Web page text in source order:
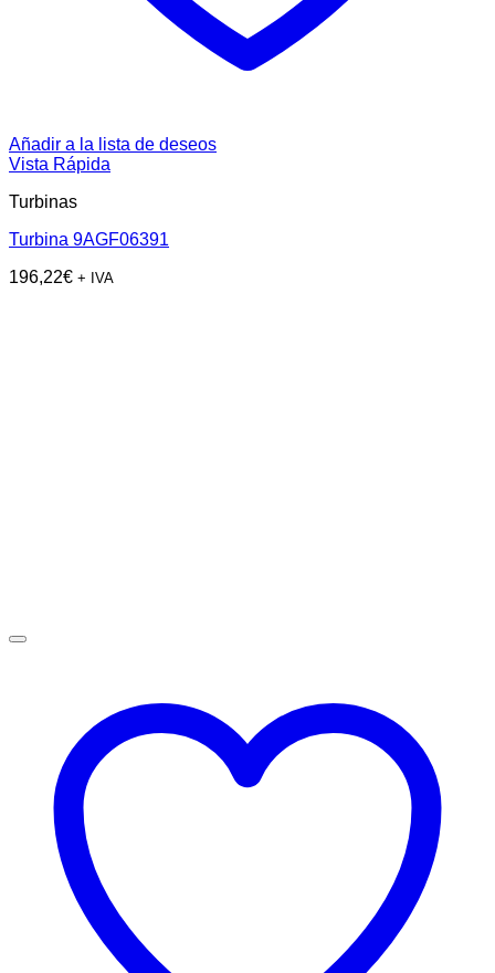
Añadir a la lista de deseos
Vista Rápida
Turbinas
Turbina 9AGF06391
196,22€ + IVA